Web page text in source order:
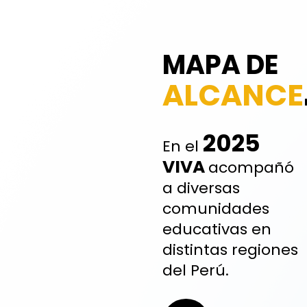
En el 2025
VIVAacompañó
a diversas
comunidades
educativas en
distintas regiones
del Perú.
MAPA DE
ALCANCE